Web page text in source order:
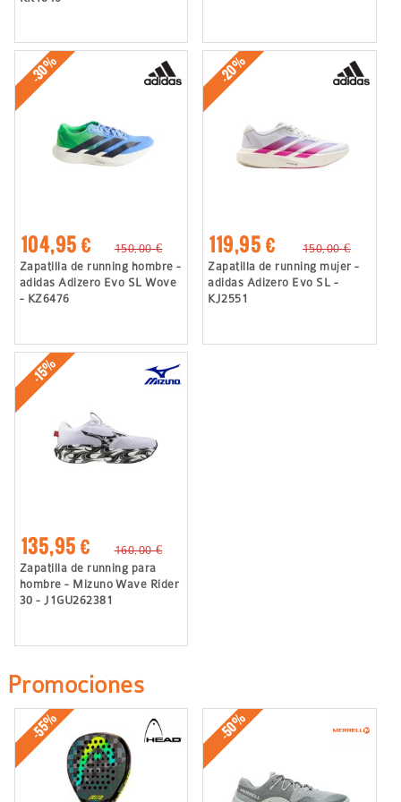
-30%
104,95 €
150,00 €
Zapatilla de running hombre -
adidas Adizero Evo SL Wove
- KZ6476
-20%
119,95 €
150,00 €
Zapatilla de running mujer -
adidas Adizero Evo SL -
KJ2551
-15%
135,95 €
160,00 €
Zapatilla de running para
hombre - Mizuno Wave Rider
30 - J1GU262381
Promociones
-55% -50%